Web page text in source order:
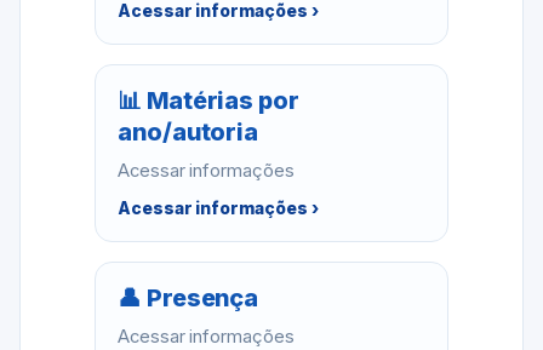
Acessar informações ›
📊 Matérias por
ano/autoria
Acessar informações
Acessar informações ›
👤 Presença
Acessar informações